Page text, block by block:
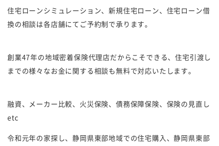
住宅ローンシミュレーション、新規住宅ローン、住宅ローン借
換の相談は各店舗にてご予約制で承ります。
創業47年の地域密着保険代理店だからこそできる、住宅引渡し
までの様々なお金に関する相談も無料で対応いたします。
融資、メーカー比較、火災保険、債務保障保険、保険の見直し
etc
令和元年の家探し、静岡県東部地域での住宅購入、静岡県東部